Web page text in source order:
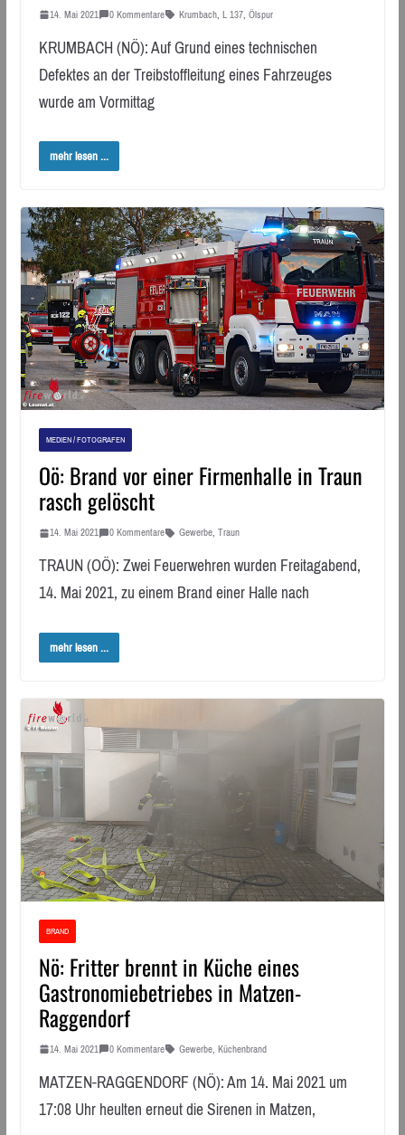
14. Mai 2021 0 Kommentare Krumbach, L 137, Ölspur
KRUMBACH (NÖ): Auf Grund eines technischen
Defektes an der Treibstoffleitung eines Fahrzeuges
wurde am Vormittag
mehr lesen ...
MEDIEN / FOTOGRAFEN
Oö: Brand vor einer Firmenhalle in Traun
rasch gelöscht
14. Mai 2021 0 Kommentare Gewerbe, Traun
TRAUN (OÖ): Zwei Feuerwehren wurden Freitagabend,
14. Mai 2021, zu einem Brand einer Halle nach
mehr lesen ...
BRAND
Nö: Fritter brennt in Küche eines
Gastronomiebetriebes in Matzen-
Raggendorf
14. Mai 2021 0 Kommentare Gewerbe, Küchenbrand
MATZEN-RAGGENDORF (NÖ): Am 14. Mai 2021 um
17:08 Uhr heulten erneut die Sirenen in Matzen,